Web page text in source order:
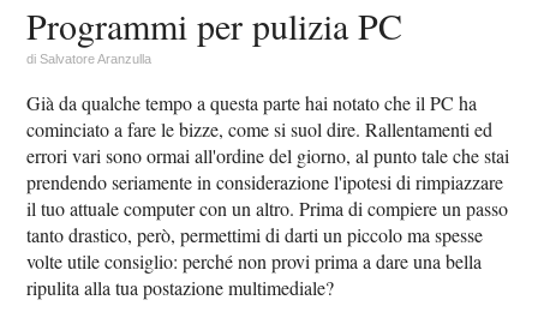
Programmi per pulizia PC
diSalvatore Aranzulla
Già da qualche tempo a questa parte hai notato che il PC ha
cominciato a fare le bizze, come si suol dire. Rallentamenti ed
errori vari sono ormai all'ordine del giorno, al punto tale che stai
prendendo seriamente in considerazione l'ipotesi di rimpiazzare
il tuo attuale computer con un altro. Prima di compiere un passo
tanto drastico, però, permettimi di darti un piccolo ma spesse
volte utile consiglio: perché non provi prima a dare una bella
ripulita alla tua postazione multimediale?